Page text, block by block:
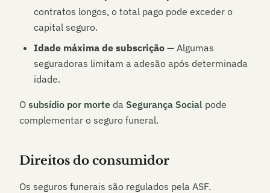
contratos longos, o total pago pode exceder o
capital seguro.
Idade máxima de subscrição — Algumas
seguradoras limitam a adesão após determinada
idade.
O subsídio por morte da Segurança Social pode
complementar o seguro funeral.
Direitos do consumidor
Os seguros funerais são regulados pela ASF.